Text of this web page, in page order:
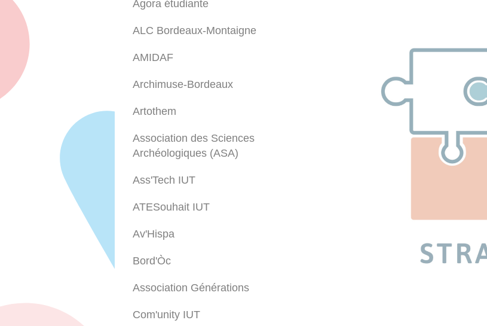
Agora étudiante
ALC Bordeaux-Montaigne
AMIDAF
Archimuse-Bordeaux
Artothem
Association des Sciences
Archéologiques (ASA)
Ass'Tech IUT
ATESouhait IUT
Av'Hispa
Bord'Òc
Association Générations
Com'unity IUT